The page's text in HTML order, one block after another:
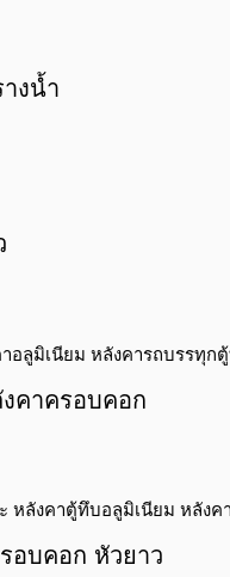
งน้ำ
คาครอบคอก
อบคอก หัวยาว